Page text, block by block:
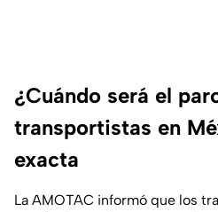
¿Cuándo será el
transportistas en
exacta
La AMOTAC informó que los